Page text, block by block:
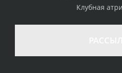
стоимости
товаром
Клубная